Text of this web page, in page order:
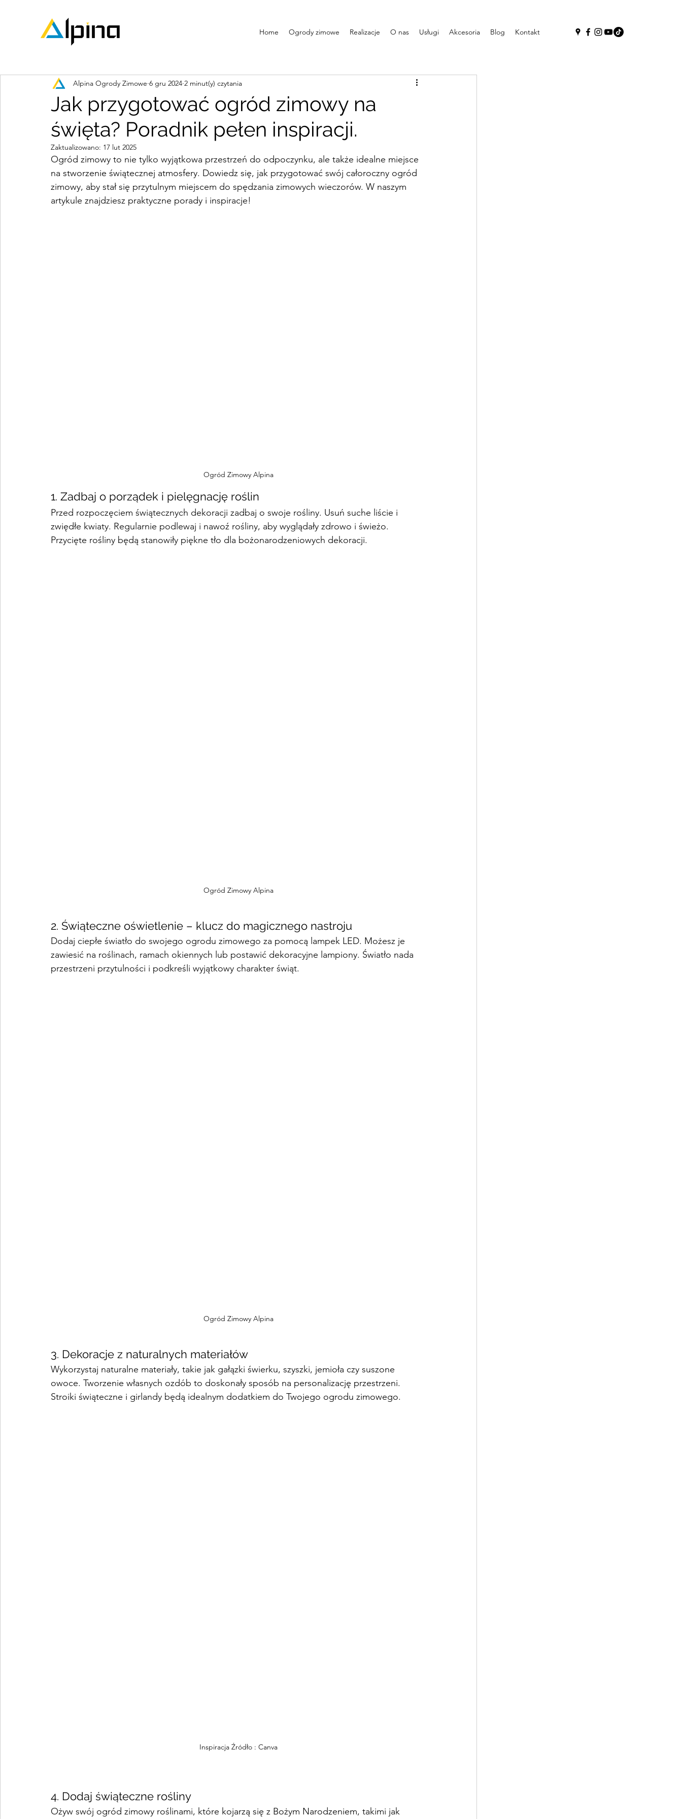
Home Ogrody zimowe Realizacje O nas Usługi Akcesoria Blog Kontakt
Jak przygotować ogród zimowy na
święta? Poradnik pełen inspiracji.
Alpina Ogrody Zimowe 6 gru 2024 2 minut(y) czytania
Zaktualizowano: 17 lut 2025
Ogród zimowy to nie tylko wyjątkowa przestrzeń do odpoczynku, ale także idealne miejsce
na stworzenie świątecznej atmosfery. Dowiedz się, jak przygotować swój całoroczny ogród
zimowy, aby stał się przytulnym miejscem do spędzania zimowych wieczorów. W naszym
artykule znajdziesz praktyczne porady i inspiracje!
Ogród Zimowy Alpina
1. Zadbaj o porządek i pielęgnację roślin
Przed rozpoczęciem świątecznych dekoracji zadbaj o swoje rośliny. Usuń suche liście i
zwiędłe kwiaty. Regularnie podlewaj i nawoź rośliny, aby wyglądały zdrowo i świeżo.
Przycięte rośliny będą stanowiły piękne tło dla bożonarodzeniowych dekoracji.
Ogród Zimowy Alpina
2. Świąteczne oświetlenie – klucz do magicznego nastroju
Dodaj ciepłe światło do swojego ogrodu zimowego za pomocą lampek LED. Możesz je
zawiesić na roślinach, ramach okiennych lub postawić dekoracyjne lampiony. Światło nada
przestrzeni przytulności i podkreśli wyjątkowy charakter świąt.
Ogród Zimowy Alpina
3. Dekoracje z naturalnych materiałów
Wykorzystaj naturalne materiały, takie jak gałązki świerku, szyszki, jemioła czy suszone
owoce. Tworzenie własnych ozdób to doskonały sposób na personalizację przestrzeni.
Stroiki świąteczne i girlandy będą idealnym dodatkiem do Twojego ogrodu zimowego.
Inspiracja Źródło : Canva
4. Dodaj świąteczne rośliny
Ożyw swój ogród zimowy roślinami, które kojarzą się z Bożym Narodzeniem, takimi jak